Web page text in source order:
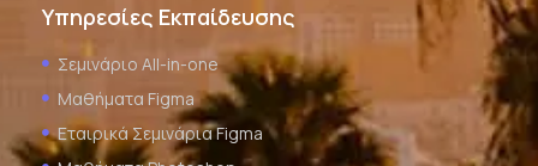
Υπηρεσίες Εκπαίδευσης
Σεμινάριο All-in-one
Μαθήματα Figma
Εταιρικά Σεμινάρια Figma